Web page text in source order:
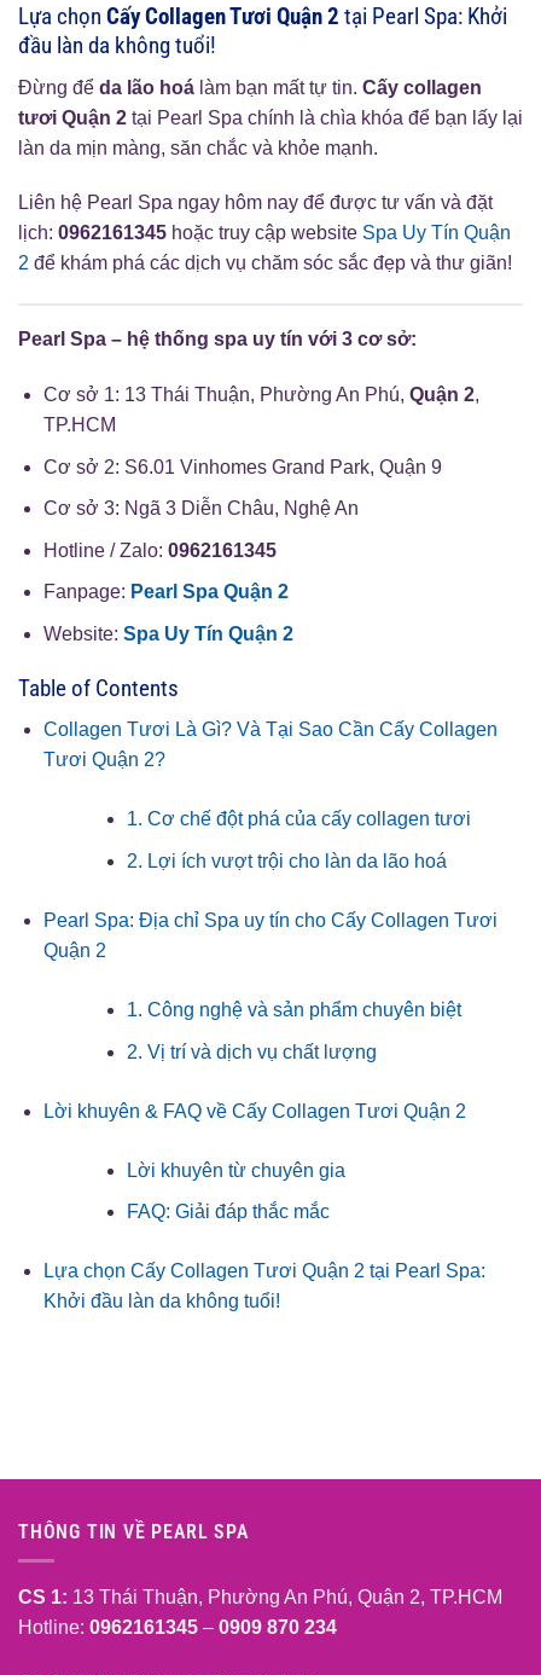
Lựa chọn Cấy Collagen Tươi Quận 2 tại Pearl Spa: Khởi
đầu làn da không tuổi!
Đừng để da lão hoá làm bạn mất tự tin. Cấy collagen
tươi Quận 2 tại Pearl Spa chính là chìa khóa để bạn lấy lại
làn da mịn màng, săn chắc và khỏe mạnh.
Liên hệ Pearl Spa ngay hôm nay để được tư vấn và đặt
lịch: 0962161345 hoặc truy cập website Spa Uy Tín Quận
2 để khám phá các dịch vụ chăm sóc sắc đẹp và thư giãn!
Pearl Spa – hệ thống spa uy tín với 3 cơ sở:
Cơ sở 1: 13 Thái Thuận, Phường An Phú, Quận 2,
TP.HCM
Cơ sở 2: S6.01 Vinhomes Grand Park, Quận 9
Cơ sở 3: Ngã 3 Diễn Châu, Nghệ An
Hotline / Zalo: 0962161345
Fanpage: Pearl Spa Quận 2
Website: Spa Uy Tín Quận 2
Table of Contents
Collagen Tươi Là Gì? Và Tại Sao Cần Cấy Collagen
Tươi Quận 2?
1. Cơ chế đột phá của cấy collagen tươi
2. Lợi ích vượt trội cho làn da lão hoá
Pearl Spa: Địa chỉ Spa uy tín cho Cấy Collagen Tươi
Quận 2
1. Công nghệ và sản phẩm chuyên biệt
2. Vị trí và dịch vụ chất lượng
Lời khuyên & FAQ về Cấy Collagen Tươi Quận 2
Lời khuyên từ chuyên gia
FAQ: Giải đáp thắc mắc
Lựa chọn Cấy Collagen Tươi Quận 2 tại Pearl Spa:
Khởi đầu làn da không tuổi!
THÔNG TIN VỀ PEARL SPA
CS 1: 13 Thái Thuận, Phường An Phú, Quận 2, TP.HCM
Hotline: 0962161345 – 0909 870 234